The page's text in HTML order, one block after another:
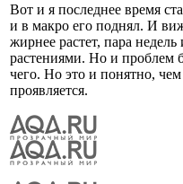
Вот и я последнее время
и в макро его поднял. И
жирнее растет, пара недель
растениями. Но и проблем
чего. Но это и понятно, чем
проявляется.